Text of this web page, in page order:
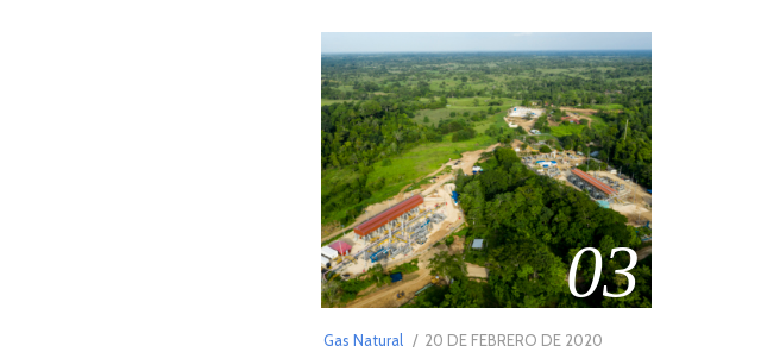
03
Gas Natural
POSTED
20 DE FEBRERO DE 2020